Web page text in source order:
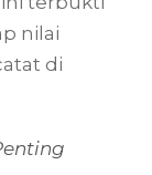
nilai
di